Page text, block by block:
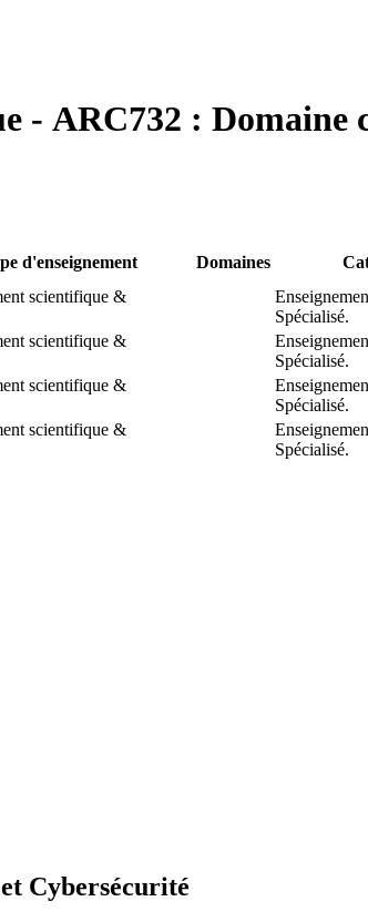
- ARC732 : Domaine
d'enseignement Domaines
scientifique &
Spécialisé.
scientifique &
Spécialisé.
scientifique &
Spécialisé.
scientifique &
Spécialisé.
Cybersécurité